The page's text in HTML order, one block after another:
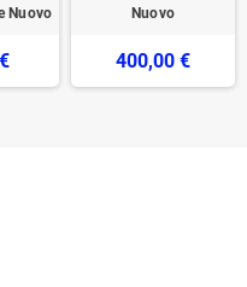
Nuovo
Nuovo
400,00 €